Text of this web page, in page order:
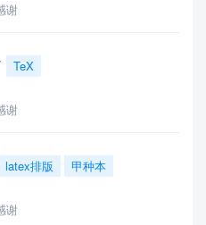
谢
TeX
谢
latex排版 甲种本
谢